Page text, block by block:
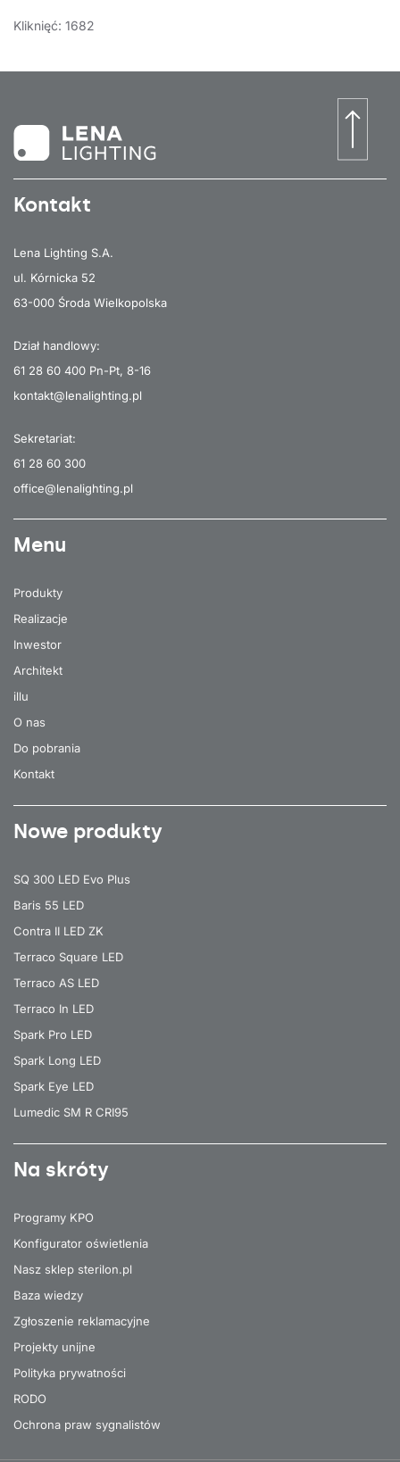
Kliknięć: 1682
Kontakt
Lena Lighting S.A.
ul. Kórnicka 52
63-000 Środa Wielkopolska
Dział handlowy:
61 28 60 400 Pn-Pt, 8-16
kontakt@lenalighting.pl
Sekretariat:
61 28 60 300
office@lenalighting.pl
Menu
Produkty
Realizacje
Inwestor
Architekt
illu
O nas
Do pobrania
Kontakt
Nowe produkty
SQ 300 LED Evo Plus
Baris 55 LED
Contra II LED ZK
Terraco Square LED
Terraco AS LED
Terraco In LED
Spark Pro LED
Spark Long LED
Spark Eye LED
Lumedic SM R CRI95
Na skróty
Programy KPO
Konfigurator oświetlenia
Nasz sklep sterilon.pl
Baza wiedzy
Zgłoszenie reklamacyjne
Projekty unijne
Polityka prywatności
RODO
Ochrona praw sygnalistów